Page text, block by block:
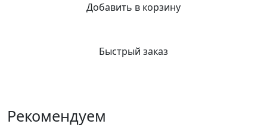
Добавить в корзину
Быстрый заказ
Рекомендуем